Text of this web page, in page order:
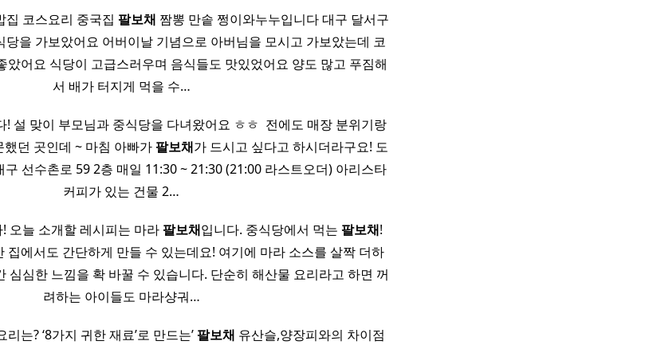
집 코스요리 중국집 팔보채 짬뽕 만솥 쩡이와누누입니다 대구 달서구
당을 가보았어요 어버이날 기념으로 아버님을 모시고 가보았는데 코
았어요 식당이 고급스러우며 음식들도 맛있었어요 양도 많고 푸짐해
서 배가 터지게 먹을 수…
! 설 맞이 부모님과 중식당을 다녀왔어요 ㅎㅎ ​ 전에도 매장 분위기랑
던 곳인데 ~ 마침 아빠가팔보채가 드시고 싶다고 하시더라구요! 도
선수촌로 59 2층 매일 11:30 ~ 21:30 (21:00 라스트오더) 아리스타
커피가 있는 건물 2…
오늘 소개할 레시피는 마라팔보채입니다. 중식당에서 먹는 팔보채!
집에서도 간단하게 만들 수 있는데요! 여기에 마라 소스를 살짝 더하
심심한 느낌을 확 바꿀 수 있습니다. 단순히 해산물 요리라고 하면 꺼
려하는 아이들도 마라샹궈…
는? ‘8가지 귀한 재료’로 만드는’팔보채 유산슬,양장피와의 차이점